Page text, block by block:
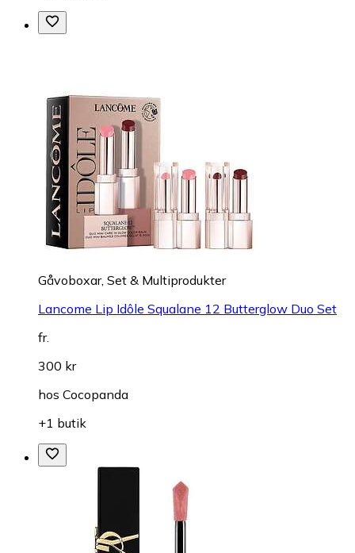
Gåvoboxar, Set & Multiprodukter
Lancome Lip Idôle Squalane 12 Butterglow Duo Set
fr.
300 kr
hos Cocopanda
+1 butik